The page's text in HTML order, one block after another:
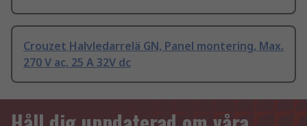
Crouzet Halvledarrelä GN, Panel montering, Max.
270 V ac, 25 A 32V dc